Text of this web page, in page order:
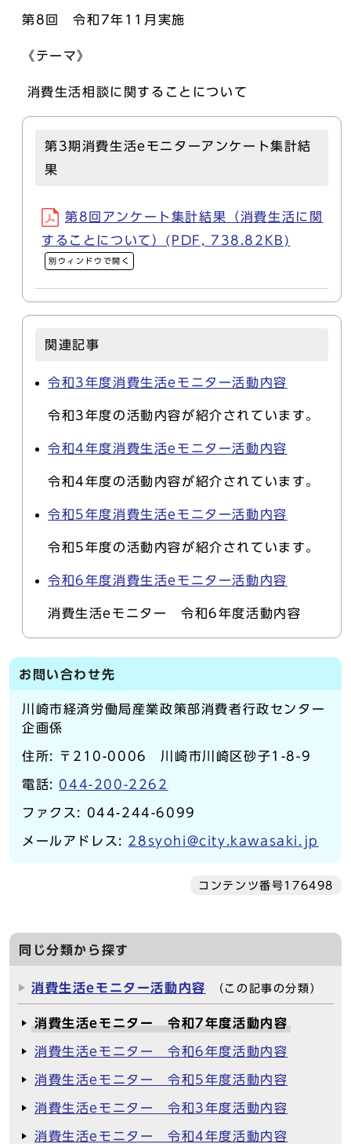
第8回 令和7年11月実施
《テーマ》
消費生活相談に関することについて
第3期消費生活eモニターアンケート集計結
果
第8回アンケート集計結果（消費生活に関
することについて）(PDF, 738.82KB)
別ウィンドウで開く
関連記事
令和3年度消費生活eモニター活動内容
令和3年度の活動内容が紹介されています。
令和4年度消費生活eモニター活動内容
令和4年度の活動内容が紹介されています。
令和5年度消費生活eモニター活動内容
令和5年度の活動内容が紹介されています。
令和6年度消費生活eモニター活動内容
消費生活eモニター 令和6年度活動内容
お問い合わせ先
川崎市経済労働局産業政策部消費者行政センター
企画係
住所: 〒210-0006 川崎市川崎区砂子1-8-9
電話: 044-200-2262
ファクス: 044-244-6099
メールアドレス: 28syohi@city.kawasaki.jp
コンテンツ番号176498
同じ分類から探す
消費生活eモニター活動内容 （この記事の分類）
消費生活eモニター 令和7年度活動内容
消費生活eモニター 令和6年度活動内容
消費生活eモニター 令和5年度活動内容
消費生活eモニター 令和3年度活動内容
消費生活eモニター 令和4年度活動内容